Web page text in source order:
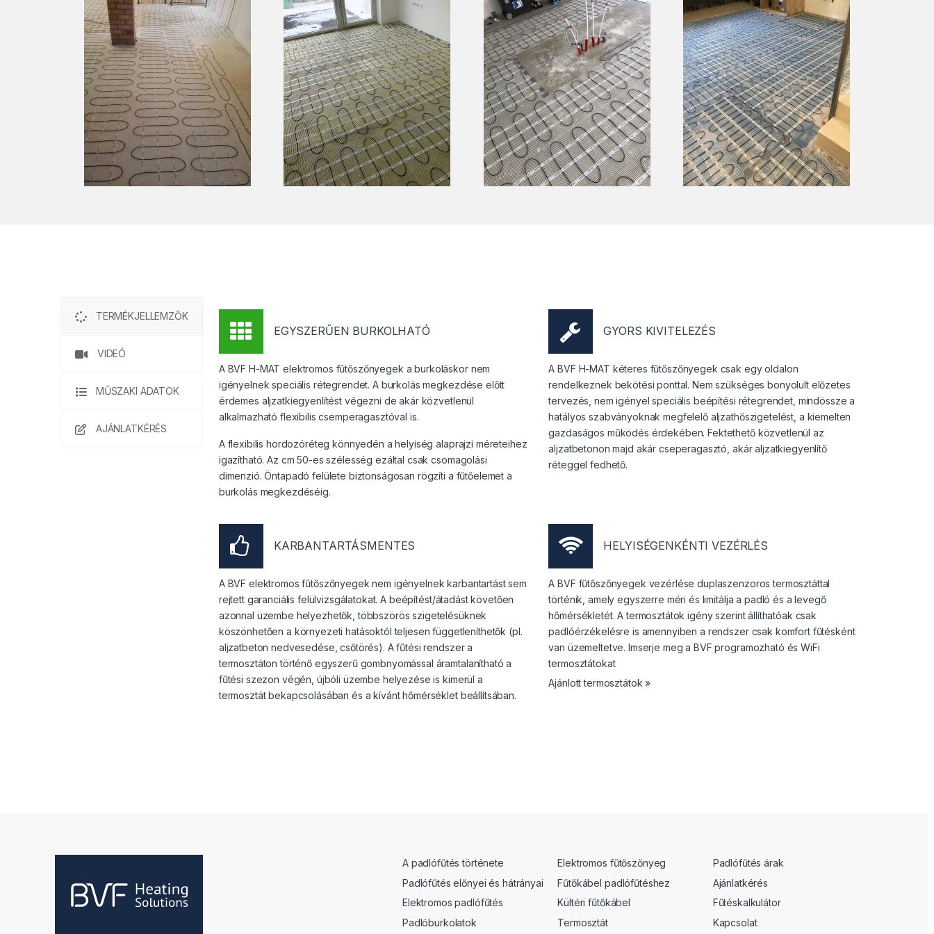
TERMÉKJELLEMZŐK
VIDEÓ
MŰSZAKI ADATOK
AJÁNLATKÉRÉS
EGYSZERŰEN BURKOLHATÓ
A BVF H-MAT elektromos fűtőszőnyegek a burkoláskor nem
igényelnek speciális rétegrendet. A burkolás megkezdése előtt
érdemes aljzatkiegyenlítést végezni de akár közvetlenül
alkalmazható flexibilis csemperagasztóval is.
A flexibilis hordozóréteg könnyedén a helyiség alaprajzi méreteihez
igazítható. Az cm 50-es szélesség ezáltal csak csomagolási
dimenzió. Öntapadó felülete biztonságosan rögzíti a fűtőelemet a
burkolás megkezdéséig.
GYORS KIVITELEZÉS
A BVF H-MAT kéteres fűtőszőnyegek csak egy oldalon
rendelkeznek bekötési ponttal. Nem szükséges bonyolult előzetes
tervezés, nem igényel speciális beépítési rétegrendet, mindössze a
hatályos szabványoknak megfelelő aljzathőszigetelést, a kiemelten
gazdaságos működés érdekében. Fektethető közvetlenül az
aljzatbetonon majd akár cseperagasztó, akár aljzatkiegyenlítő
réteggel fedhető.
KARBANTARTÁSMENTES
A BVF elektromos fűtőszőnyegek nem igényelnek karbantartást sem
rejtett garanciális felülvizsgálatokat. A beépítést/átadást követően
azonnal üzembe helyezhetők, többszörös szigetelésüknek
köszönhetően a környezeti hatásoktól teljesen függetleníthetők (pl.
aljzatbeton nedvesedése, csőtörés). A fűtési rendszer a
termosztáton történő egyszerű gombnyomással áramtalanítható a
fűtési szezon végén, újbóli üzembe helyezése is kimerül a
termosztát bekapcsolásában és a kívánt hőmérséklet beállítsában.
HELYISÉGENKÉNTI VEZÉRLÉS
A BVF fűtőszőnyegek vezérlése duplaszenzoros termosztáttal
történik, amely egyszerre méri és limitálja a padló és a levegő
hőmérsékletét. A termosztátok igény szerint állíthatóak csak
padlóérzékelésre is amennyiben a rendszer csak komfort fűtésként
van üzemeltetve. Imserje meg a BVF programozható és WiFi
termosztátokat
Ajánlott termosztátok »
A padlófűtés története
Padlófűtés előnyei és hátrányai
Elektromos padlófűtés
Padlóburkolatok
Elektromos fűtőszőnyeg
Fűtőkábel padlófűtéshez
Kültéri fűtőkábel
Termosztát
Padlófűtés árak
Ajánlatkérés
Fűtéskalkulátor
Kapcsolat